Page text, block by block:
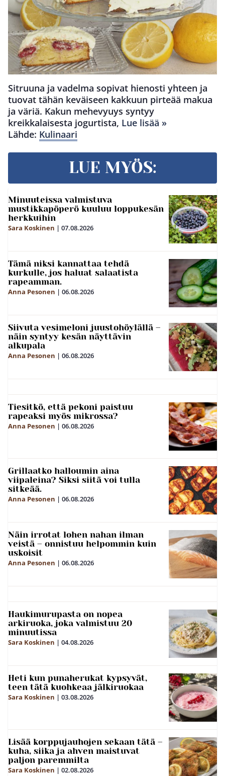
Sitruuna ja vadelma sopivat hienosti yhteen ja
tuovat tähän keväiseen kakkuun pirteää makua
ja väriä. Kakun mehevyuys syntyy
kreikkalaisesta jogurtista, Lue lisää »
Lähde: Kulinaari
LUE MYÖS:
Minuuteissa valmistuva
mustikkapöperö kuuluu loppukesän
herkkuihin
Sara Koskinen | 07.08.2026
Tämä niksi kannattaa tehdä
kurkulle, jos haluat salaatista
rapeamman.
Anna Pesonen | 06.08.2026
Siivuta vesimeloni juustohöylällä –
näin syntyy kesän näyttävin
alkupala
Anna Pesonen | 06.08.2026
Tiesitkö, että pekoni paistuu
rapeaksi myös mikrossa?
Anna Pesonen | 06.08.2026
Grillaatko halloumin aina
viipaleina? Siksi siitä voi tulla
sitkeää.
Anna Pesonen | 06.08.2026
Näin irrotat lohen nahan ilman
veistä – onnistuu helpommin kuin
uskoisit
Anna Pesonen | 06.08.2026
Haukimurupasta on nopea
arkiruoka, joka valmistuu 20
minuutissa
Sara Koskinen | 04.08.2026
Heti kun punaherukat kypsyvät,
teen tätä kuohkeaa jälkiruokaa
Sara Koskinen | 03.08.2026
Lisää korppujauhojen sekaan tätä –
kuha, siika ja ahven maistuvat
paljon paremmilta
Sara Koskinen | 02.08.2026